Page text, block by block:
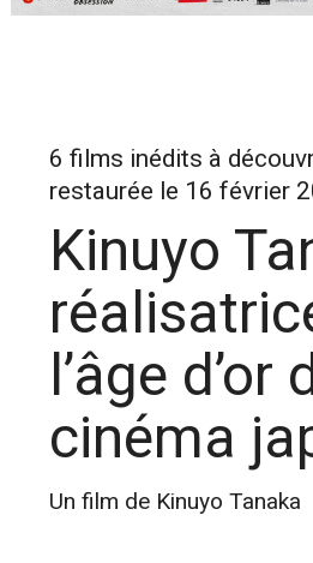
6 films inédits à
restaurée le 16 février
Kinuyo
l’âge d’or
cinéma
Un film de Kinuyo Tanaka